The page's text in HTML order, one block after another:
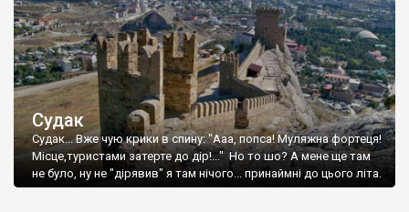
Судак
Судак... Вже чую крики в спину: "Ааа, попса! Муляжна фортеця!
Місце,туристами затерте до дір!..." Но то шо? А мене ще там
не було, ну не "дірявив" я там нічого... принаймні до цього літа.